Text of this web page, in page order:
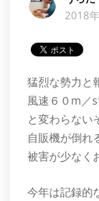
2018
猛烈な勢力と
風速６０m／
と変わらない
自販機が倒れ
被害が少なく
今年は記録的